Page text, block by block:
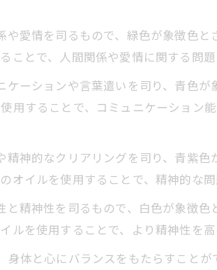
愛情を司るもので、緑色が象徴色と
とで、人間関係や愛情に関する問題
ーションや言葉遣いを司り、青色
用することで、コミュニケーション
神的なクリアリングを司り、青紫
イルを使用することで、精神的な問
精神性を司るもので、白色が象徴
を使用することで、より精神性を
体と心にバランスをもたらすこと